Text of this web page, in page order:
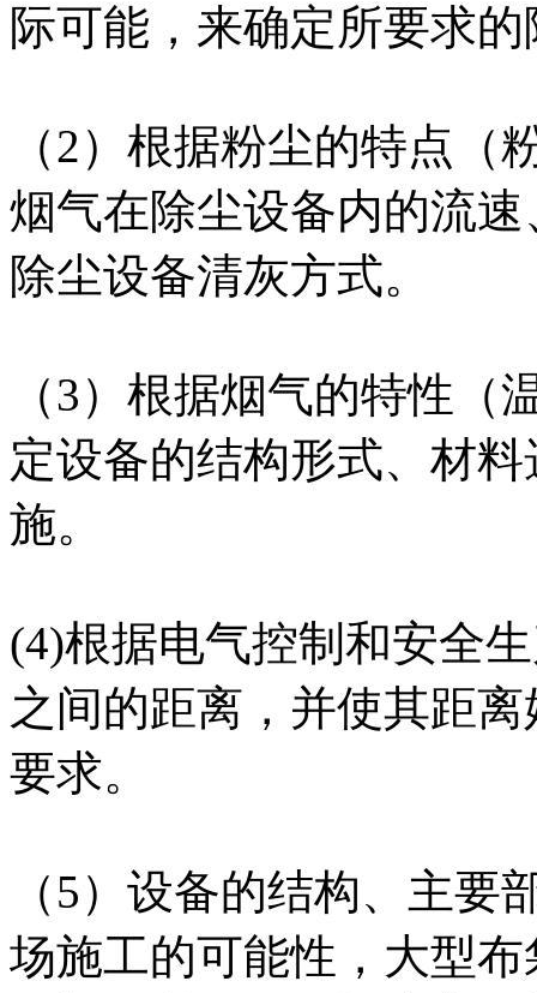
际可能，来确定所要求
（2）根据粉尘的特点
烟气在除尘设备内的流
除尘设备清灰方式。
（3）根据烟气的特性
定设备的结构形式、材
施。
(4)根据电气控制和安全
之间的距离，并使其距
要求。
（5）设备的结构、主
场施工的可能性，大型